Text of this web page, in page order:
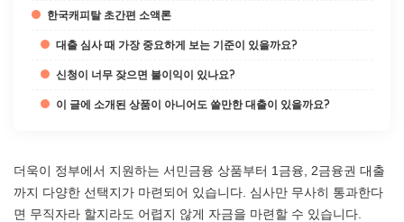
한국캐피탈 초간편 소액론
대출 심사 때 가장 중요하게 보는 기준이 있을까요?
신청이 너무 잦으면 불이익이 있나요?
이 글에 소개된 상품이 아니어도 쓸만한 대출이 있을까요?
더욱이 정부에서 지원하는 서민금융 상품부터 1금융, 2금융권 대출
까지 다양한 선택지가 마련되어 있습니다. 심사만 무사히 통과한다
면 무직자라 할지라도 어렵지 않게 자금을 마련할 수 있습니다.